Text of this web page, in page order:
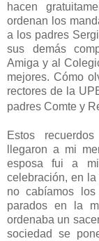
hacen
ordenan los
a los padres
sus demás
Amiga y al
mejores. Cómo
rectores de la
padres Comte y
Estos
llegaron a mi
esposa fui a
celebración, en
no cabíamos
parados en la
ordenaba un
sociedad se